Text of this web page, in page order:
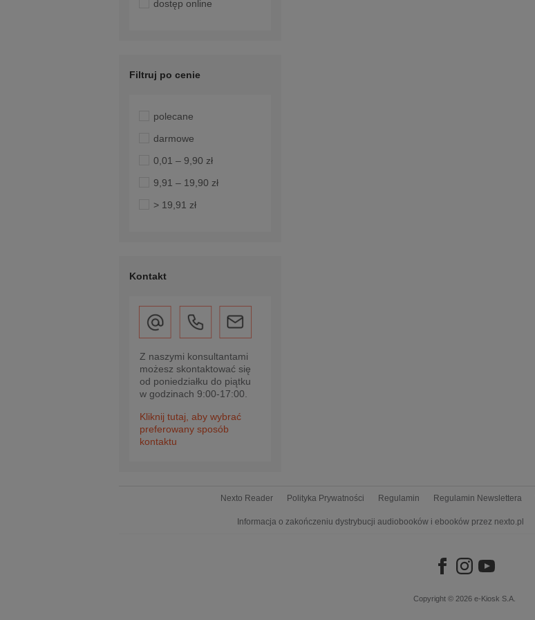
dostęp online
Filtruj po cenie
polecane
darmowe
0,01 – 9,90 zł
9,91 – 19,90 zł
> 19,91 zł
Kontakt
Z naszymi konsultantami
możesz skontaktować się
od poniedziałku do piątku
w godzinach 9:00-17:00.
Kliknij tutaj, aby wybrać
preferowany sposób
kontaktu
Nexto Reader Polityka Prywatności Regulamin Regulamin Newslettera
Informacja o zakończeniu dystrybucji audiobooków i ebooków przez nexto.pl
Copyright © 2026 e-Kiosk S.A.